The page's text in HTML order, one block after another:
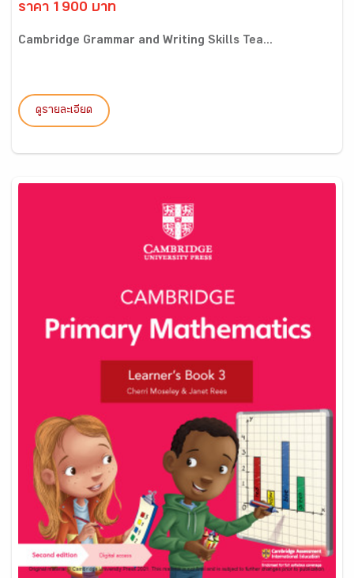
ราคา 1900 บาท
Cambridge Grammar and Writing Skills Tea...
ดูรายละเอียด